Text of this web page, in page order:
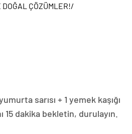
ÇÖZÜMLER!/
sarısı + 1 yemek kaşığı
15 dakika bekletin, durulayın.